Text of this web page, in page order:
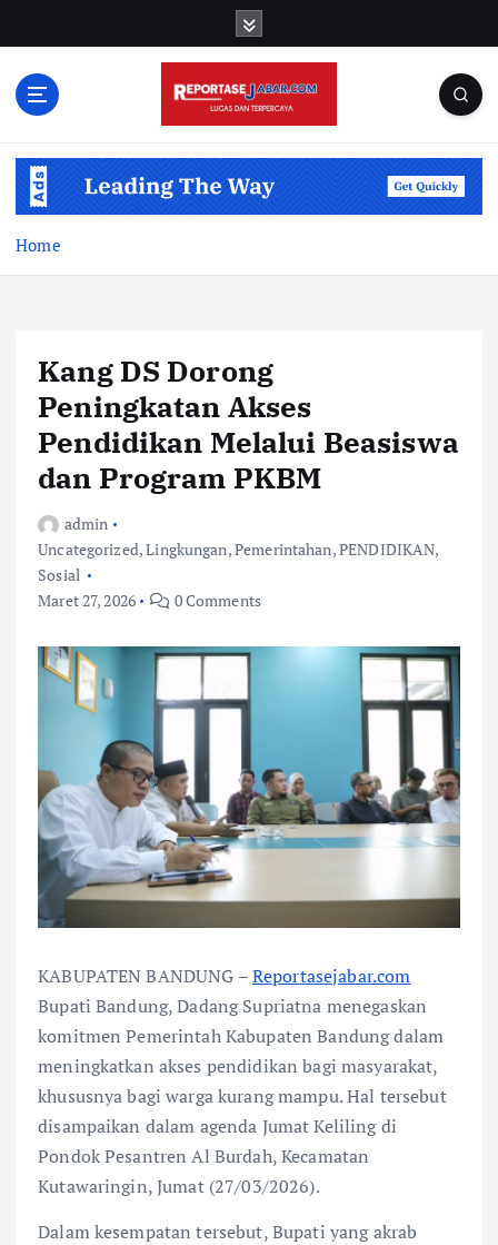
Home
Kang DS Dorong
Peningkatan Akses
Pendidikan Melalui Beasiswa
dan Program PKBM
admin
Uncategorized,Lingkungan,Pemerintahan,PENDIDIKAN,
Sosial
Maret 27, 2026
0 Comments
KABUPATEN BANDUNG –Reportasejabar.com
Bupati Bandung, Dadang Supriatna menegaskan
komitmen Pemerintah Kabupaten Bandung dalam
meningkatkan akses pendidikan bagi masyarakat,
khususnya bagi warga kurang mampu. Hal tersebut
disampaikan dalam agenda Jumat Keliling di
Pondok Pesantren Al Burdah, Kecamatan
Kutawaringin, Jumat (27/03/2026).
Dalam kesempatan tersebut, Bupati yang akrab